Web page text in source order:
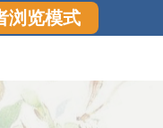
浏览模式